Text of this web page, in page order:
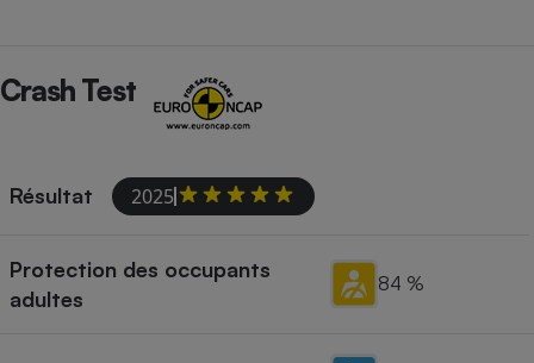
Crash Test
Résultat 2025
Protection des occupants
adultes
84 %